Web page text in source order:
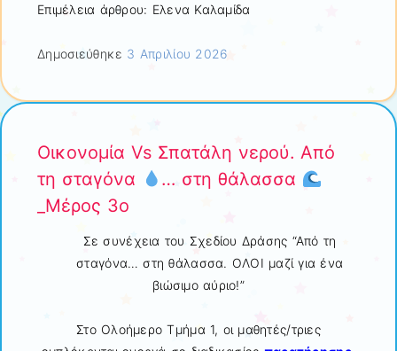
Επιμέλεια άρθρου: Ελενα Καλαμίδα
Δημοσιεύθηκε 3 Απριλίου 2026
Οικονομία Vs Σπατάλη νερού. Από
τη σταγόνα
… στη θάλασσα
_Μέρος 3ο
Σε συνέχεια του Σχεδίου Δράσης “Από τη
σταγόνα… στη θάλασσα. ΟΛΟΙ μαζί για ένα
βιώσιμο αύριο!”
Στο Ολοήμερο Τμήμα 1, οι μαθητές/τριες